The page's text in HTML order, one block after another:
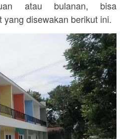
atau bulanan, bisa
disewakan berikut ini.